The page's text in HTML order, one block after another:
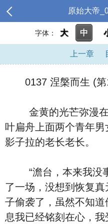
原始大帝
字体： 大 中
上一章
0137 涅槃而生 (第
金黄的光芒弥漫在
叶扁舟上面两个青年
影子拉的老长老长。
“澹台，本来我没事
了一场，没想到恢复
子偷袭了，虽然不知
息我已经铭刻在心，我